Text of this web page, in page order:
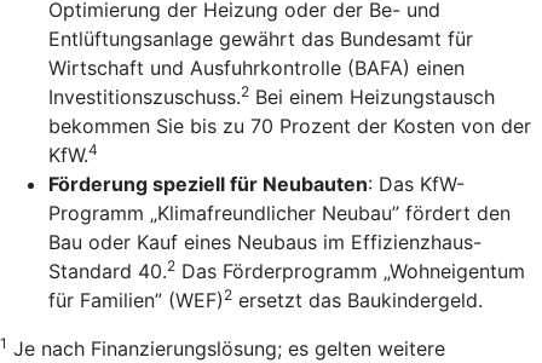
Optimierung der Heizung oder der Be- und
Entlüftungsanlage gewährt das Bundesamt für
Wirtschaft und Ausfuhrkontrolle (BAFA) einen
Investitionszuschuss.2 Bei einem Heizungstausch
bekommen Sie bis zu 70 Prozent der Kosten von der
KfW.4
Förderung speziell für Neubauten: Das KfW-
Programm „Klimafreundlicher Neubau” fördert den
Bau oder Kauf eines Neubaus im Effizienzhaus-
Standard 40.2 Das Förderprogramm „Wohneigentum
für Familien” (WEF) 2 ersetzt das Baukindergeld.
1 Je nach Finanzierungslösung; es gelten weitere